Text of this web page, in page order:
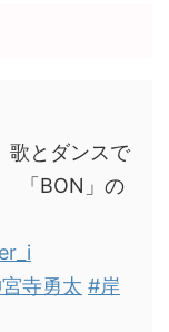
歌とダンスで
「BON」の
寺勇太 #岸